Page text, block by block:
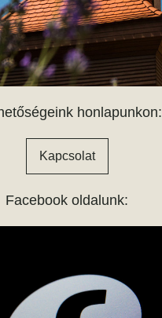
honlapunkon:
Kapcsolat
Facebook oldalunk: